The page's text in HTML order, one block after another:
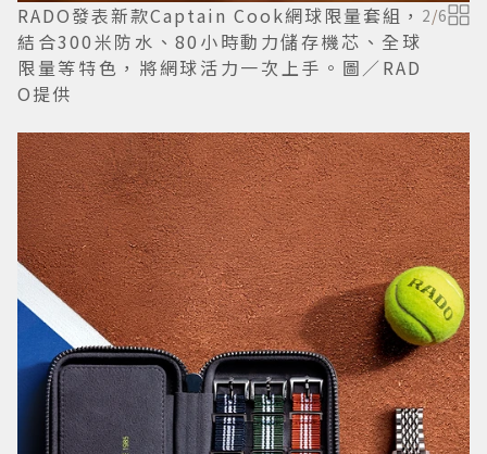
RADO發表新款Captain Cook網球限量套組，
結合300米防水、80小時動力儲存機芯、全球
限量等特色，將網球活力一次上手。圖／RAD
O提供
2/6